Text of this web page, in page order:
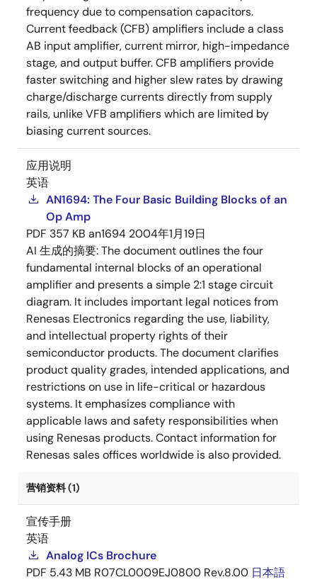
frequency due to compensation capacitors.
Current feedback (CFB) amplifiers include a class
AB input amplifier, current mirror, high-impedance
stage, and output buffer. CFB amplifiers provide
faster switching and higher slew rates by drawing
charge/discharge currents directly from supply
rails, unlike VFB amplifiers which are limited by
biasing current sources.
应用说明
英语
AN1694: The Four Basic Building Blocks of an
Op Amp
PDF 357 KB an1694 2004年1月19日
AI 生成的摘要:The document outlines the four
fundamental internal blocks of an operational
amplifier and presents a simple 2:1 stage circuit
diagram. It includes important legal notices from
Renesas Electronics regarding the use, liability,
and intellectual property rights of their
semiconductor products. The document clarifies
product quality grades, intended applications, and
restrictions on use in life-critical or hazardous
systems. It emphasizes compliance with
applicable laws and safety responsibilities when
using Renesas products. Contact information for
Renesas sales offices worldwide is also provided.
营销资料 (1)
宣传手册
英语
Analog ICs Brochure
PDF 5.43 MB R07CL0009EJ0800 Rev.8.00 日本語